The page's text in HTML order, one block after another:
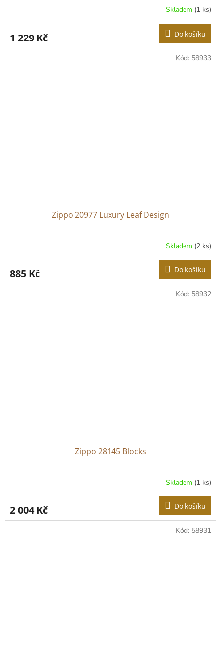
Skladem (1 ks)
1 229 Kč Do košíku
Zippo 20977 Luxury Leaf Design
Skladem (2 ks)
885 Kč Do košíku
Kód: 58933
Zippo 28145 Blocks
Skladem (1 ks)
2 004 Kč Do košíku
Kód: 58932
Kód: 58931